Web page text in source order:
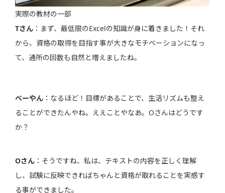
実際の教材の一部
Tさん ：まず、最低限のExcelの知識が身に着きました！それ
から、資格の取得を目指す事が大きなモチベーションになっ
て、通所の回数も自然と増えましたね。
べーやん ：なるほど！目標があることで、生活リズムも整え
ることができたんやね。ええことやなあ。Oさんはどうです
か？
Oさん ：そうですね、私は、テキストの内容を正しく理解
し、試験に反映できればちゃんと資格が取れることを実感す
る事ができました。